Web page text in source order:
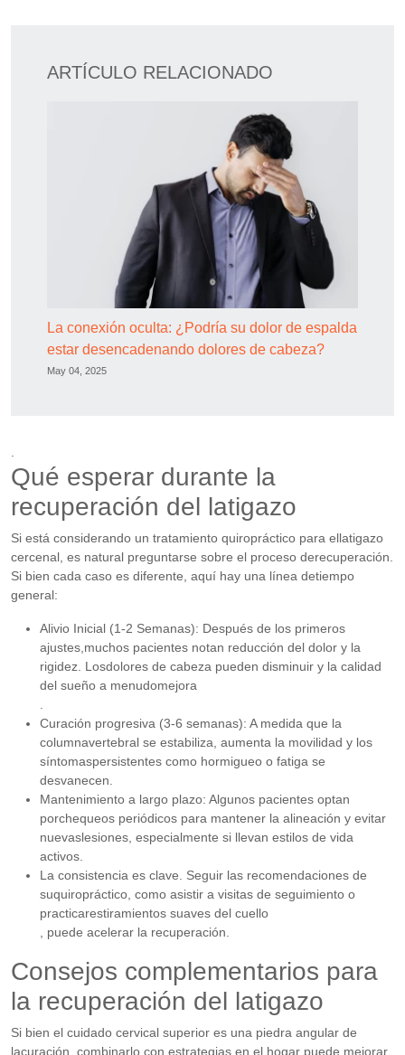
ARTÍCULO RELACIONADO
La conexión oculta: ¿Podría su dolor de espalda
estar desencadenando dolores de cabeza?
May 04, 2025
Qué esperar durante la
recuperación del latigazo
Si está considerando un tratamiento quiropráctico para ellatigazo
cercenal, es natural preguntarse sobre el proceso derecuperación.
Si bien cada caso es diferente, aquí hay una línea detiempo
general:
Alivio Inicial (1-2 Semanas): Después de los primeros
ajustes,muchos pacientes notan reducción del dolor y la
rigidez. Losdolores de cabeza pueden disminuir y la calidad
del sueño a menudomejora
Curación progresiva (3-6 semanas): A medida que la
columnavertebral se estabiliza, aumenta la movilidad y los
síntomaspersistentes como hormigueo o fatiga se
desvanecen.
Mantenimiento a largo plazo: Algunos pacientes optan
porchequeos periódicos para mantener la alineación y evitar
nuevaslesiones, especialmente si llevan estilos de vida
activos.
La consistencia es clave. Seguir las recomendaciones de
suquiropráctico, como asistir a visitas de seguimiento o
practicarestiramientos suaves del cuello
, puede acelerar la recuperación.
Consejos complementarios para
la recuperación del latigazo
Si bien el cuidado cervical superior es una piedra angular de
lacuración, combinarlo con estrategias en el hogar puede mejorar